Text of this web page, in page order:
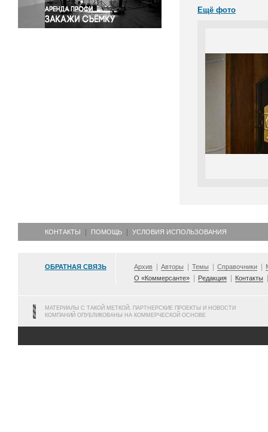
Ещё фото
КОНТАКТЫ ПОМОЩЬ УСЛОВИЯ ИСПОЛЬЗОВАНИЯ
ОБРАТНАЯ СВЯЗЬ Архив Авторы Темы Справочники
О «Коммерсанте»
Редакция Контакты
МАТЕРИАЛЫ С ТАКОЙ МЕТКОЙ, ПАРТНЕРСКИЕ ПРОЕКТЫ И НОВОСТИ
КОМПАНИЙ ОПУБЛИКОВАНЫ НА КОММЕРЧЕСКОЙ ОСНОВЕ